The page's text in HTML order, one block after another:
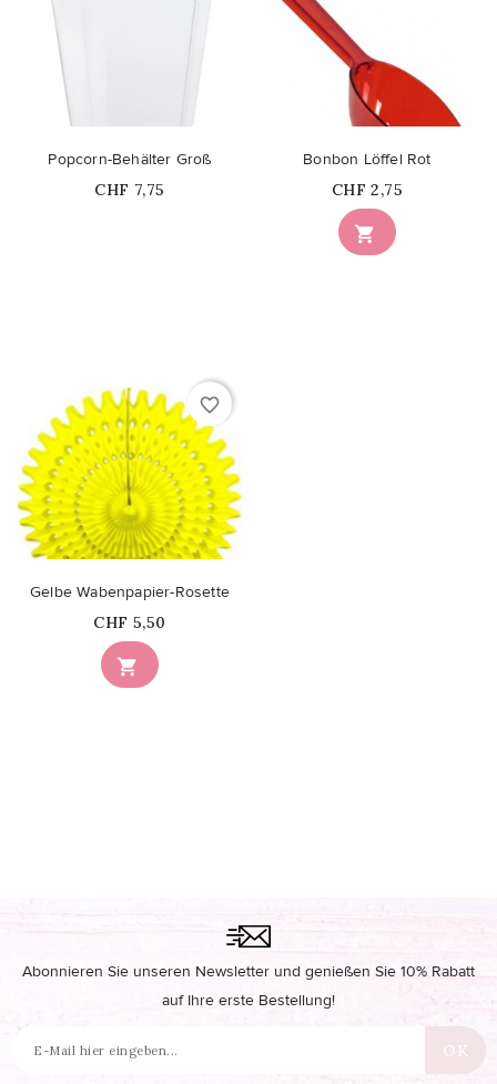
Popcorn-Behälter Groß
Price
CHF 7,75

Bonbon Löffel Rot
Price
CHF 2,75
favorite_border

Gelbe Wabenpapier-Rosette
Price
CHF 5,50
Abonnieren Sie unseren Newsletter und genießen Sie 10% Rabatt
auf Ihre erste Bestellung!